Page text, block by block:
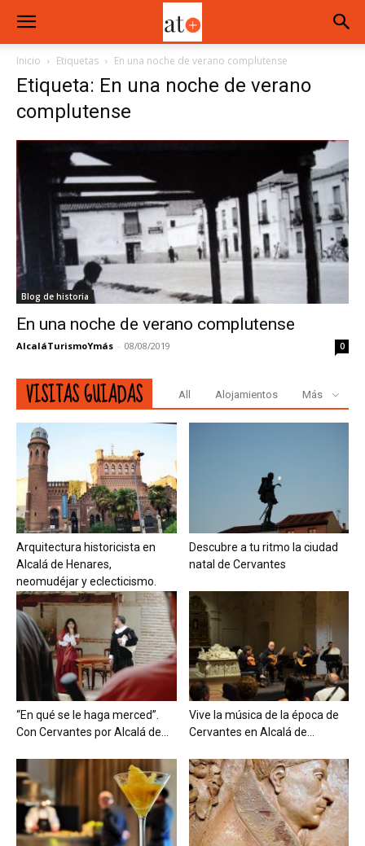
Inicio Etiquetas En una noche de verano complutense
Etiqueta: En una noche de verano
complutense
Blog de historia
En una noche de verano complutense
AlcaláTurismoYmás - 08/08/2019 0
VISITAS GUIADAS All Alojamientos Más
Arquitectura historicista en
Alcalá de Henares,
neomudéjar y eclecticismo.
Descubre a tu ritmo la ciudad
natal de Cervantes
“En qué se le haga merced”.
Con Cervantes por Alcalá de...
Vive la música de la época de
Cervantes en Alcalá de...